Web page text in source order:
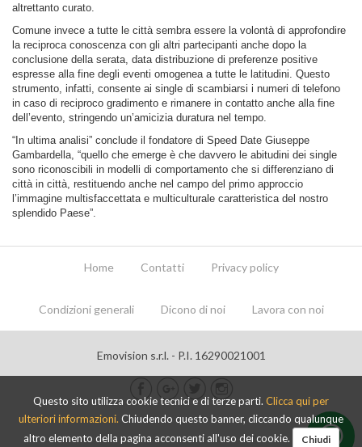
altrettanto curato.
Comune invece a tutte le città sembra essere la volontà di approfondire
la reciproca conoscenza con gli altri partecipanti anche dopo la
conclusione della serata, data distribuzione di preferenze positive
espresse alla fine degli eventi omogenea a tutte le latitudini. Questo
strumento, infatti, consente ai single di scambiarsi i numeri di telefono
in caso di reciproco gradimento e rimanere in contatto anche alla fine
dell’evento, stringendo un’amicizia duratura nel tempo.
“In ultima analisi” conclude il fondatore di Speed Date Giuseppe
Gambardella, “quello che emerge è che davvero le abitudini dei single
sono riconoscibili in modelli di comportamento che si differenziano di
città in città, restituendo anche nel campo del primo approccio
l’immagine multisfaccettata e multiculturale caratteristica del nostro
splendido Paese”.
Home Contatti Privacy policy
Condizioni generali Dicono di noi Lavora con noi
Emovision s.r.l. - P.I. 16290021001
Questo sito utilizza cookie tecnici e di terze parti. Clicca qui per
ulteriori informazioni. Chiudendo questo banner, cliccando qualunque
altro elemento della pagina acconsenti all'uso dei cookie.
Chiudi